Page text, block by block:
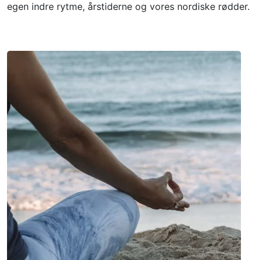
egen indre rytme, årstiderne og vores nordiske rødder.